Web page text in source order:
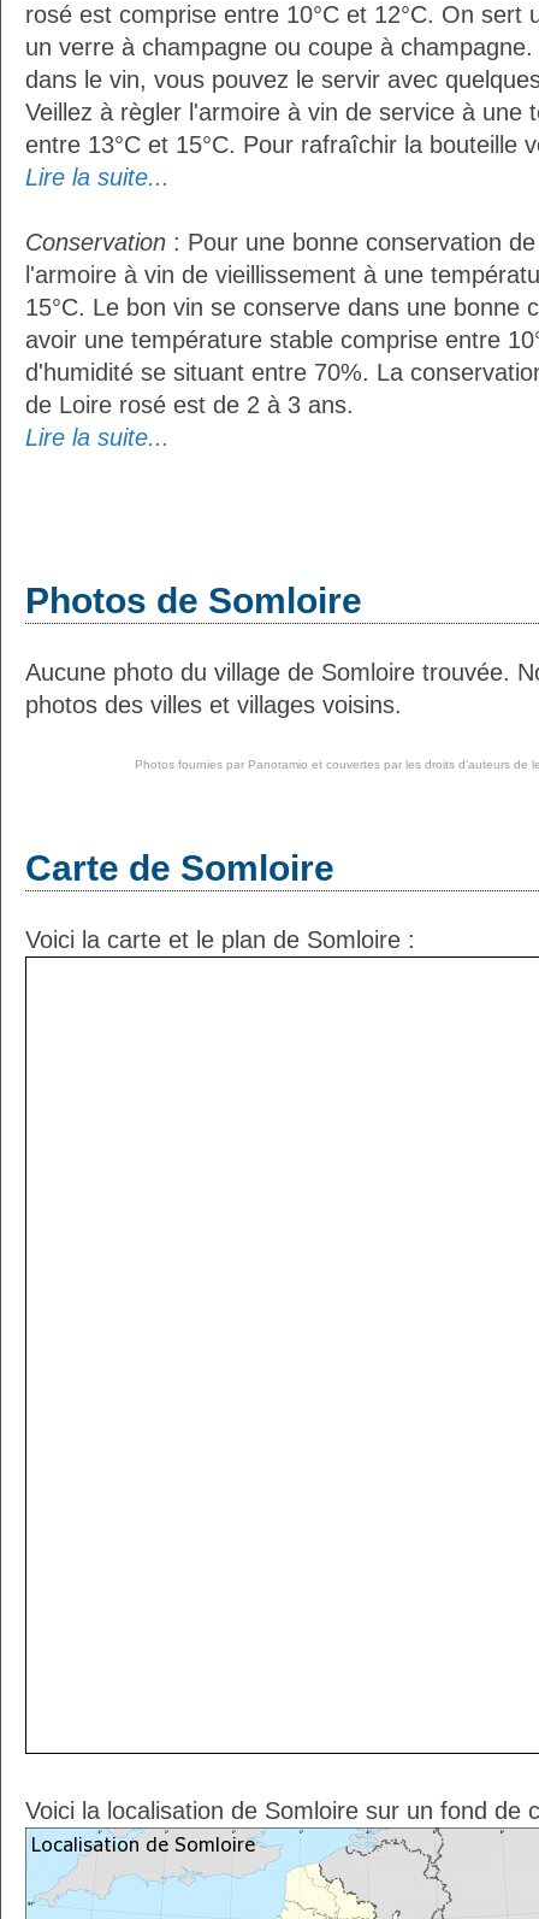
rosé est comprise entre 10°C et 12°C. On sert
un verre à champagne ou coupe à
dans le vin, vous pouvez le servir avec
Veillez à règler l'armoire à vin de service à une
entre 13°C et 15°C. Pour rafraîchir la bouteille
Lire la suite...
Conservation : Pour une bonne conservation
l'armoire à vin de vieillissement à une
15°C. Le bon vin se conserve dans une bonne
avoir une température stable comprise entre
d'humidité se situant entre 70%. La
de Loire rosé est de 2 à 3 ans.
Lire la suite...
Photos de Somloire
Aucune photo du village de Somloire trouvée.
photos des villes et villages voisins.
Photos fournies par Panoramio et couvertes par les droits d'auteurs de
Carte de Somloire
Voici la carte et le plan de Somloire :
Voici la localisation de Somloire sur un fond de